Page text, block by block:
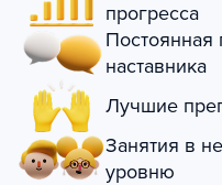
прогресса
Постоянная
наставника
Лучшие
Занятия в
уровню